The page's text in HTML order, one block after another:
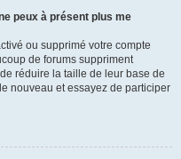
peux à présent plus me
ou supprimé votre compte
de forums suppriment
réduire la taille de leur base de
nouveau et essayez de participer